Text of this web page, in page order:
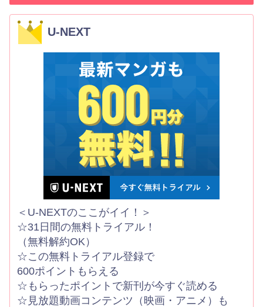
U-NEXT
＜U-NEXTのここがイイ！＞
☆31日間の無料トライアル！
（無料解約OK）
☆この無料トライアル登録で
600ポイントもらえる
☆もらったポイントで新刊が今すぐ読める
☆見放題動画コンテンツ（映画・アニメ）も